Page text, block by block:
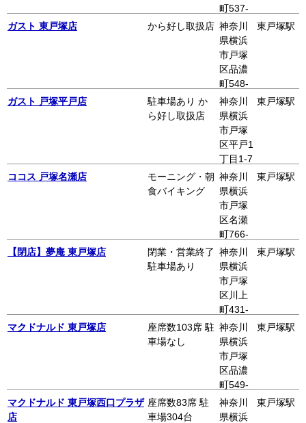
町537-
1 7F
ガスト 東戸塚店 から好し取扱店 神奈川
県横浜
市戸塚
区品濃
町548-
2
東戸塚駅
ガスト 戸塚平戸店
駐車場あり か
ら好し取扱店
神奈川
県横浜
市戸塚
区平戸1
丁目1-7
東戸塚駅
ココス 戸塚名瀬店
モーニング・朝
食バイキング
神奈川
県横浜
市戸塚
区名瀬
町766-
1
東戸塚駅
【閉店】夢庵 東戸塚店
閉業・営業終了
駐車場あり
神奈川
県横浜
市戸塚
区川上
町431-
1
東戸塚駅
マクドナルド 東戸塚店
座席数103席 駐
車場なし
神奈川
県横浜
市戸塚
区品濃
町549-
2 三宅
ビル1F
東戸塚駅
マクドナルド 東戸塚西口プラザ
店
座席数83席 駐
車場304台
神奈川
県横浜
東戸塚駅